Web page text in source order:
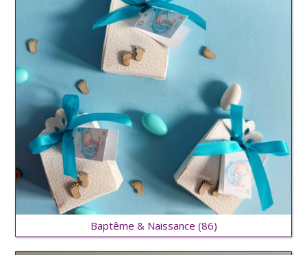
Baptême & Naissance (86)